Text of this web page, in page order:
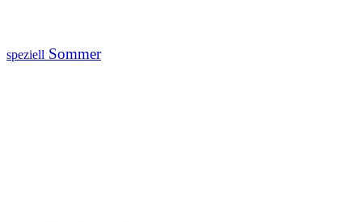
speziell Sommer